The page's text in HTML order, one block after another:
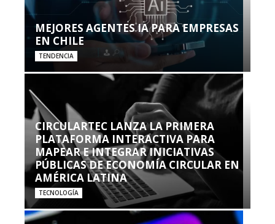
MEJORES AGENTES IA PARA EMPRESAS
EN CHILE
TENDENCIA
CIRCULARTEC LANZA LA PRIMERA
PLATAFORMA INTERACTIVA PARA
MAPEAR E INTEGRAR INICIATIVAS
PÚBLICAS DE ECONOMÍA CIRCULAR EN
AMÉRICA LATINA
TECNOLOGÍA